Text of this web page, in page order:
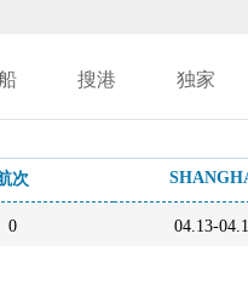
搜港 独家
次
0 04.13-